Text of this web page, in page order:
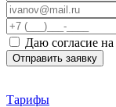
Даю согласие на
Тарифы